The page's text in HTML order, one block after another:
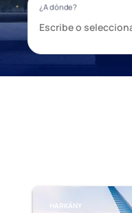
HARKÁNY